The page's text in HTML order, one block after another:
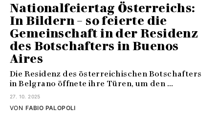
Nationalfeiertag Österreichs:
In Bildern – so feierte die
Gemeinschaft in der Residenz
des Botschafters in Buenos
Aires
Die Residenz des österreichischen Botschafters
in Belgrano öffnete ihre Türen, um den ...
27. 10. 2025
FABIO PALOPOLI
VON